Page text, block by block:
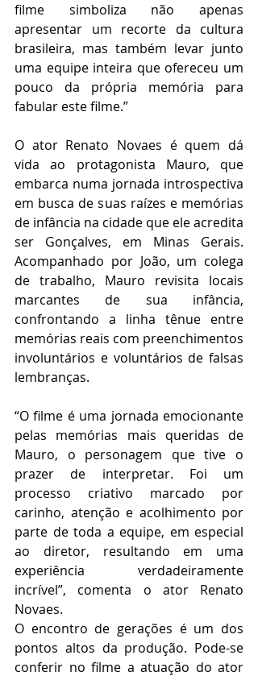
filme simboliza não apenas
apresentar um recorte da cultura
brasileira, mas também levar junto
uma equipe inteira que ofereceu um
pouco da própria memória para
fabular este filme.”
O ator Renato Novaes é quem dá
vida ao protagonista Mauro, que
embarca numa jornada introspectiva
em busca de suas raízes e memórias
de infância na cidade que ele acredita
ser Gonçalves, em Minas Gerais.
Acompanhado por João, um colega
de trabalho, Mauro revisita locais
marcantes de sua infância,
confrontando a linha tênue entre
memórias reais com preenchimentos
involuntários e voluntários de falsas
lembranças.
“O filme é uma jornada emocionante
pelas memórias mais queridas de
Mauro, o personagem que tive o
prazer de interpretar. Foi um
processo criativo marcado por
carinho, atenção e acolhimento por
parte de toda a equipe, em especial
ao diretor, resultando em uma
experiência verdadeiramente
incrível”, comenta o ator Renato
Novaes.
O encontro de gerações é um dos
pontos altos da produção. Pode-se
conferir no filme a atuação do ator